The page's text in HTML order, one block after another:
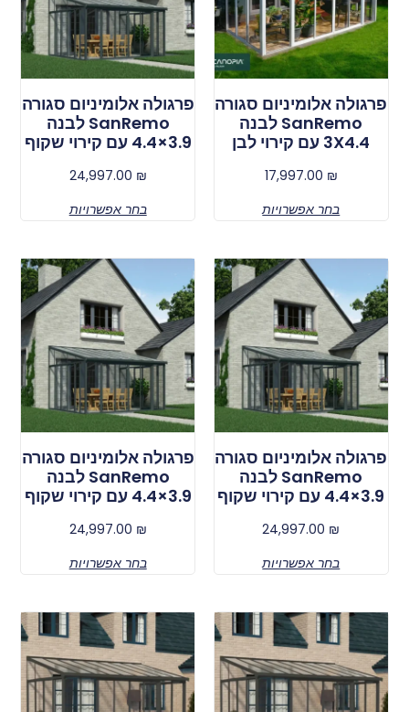
פרגולה אלומיניום סגורה
SanRemo לבנה
3X4.4 עם קירוי לבן
17,997.00 ₪
בחר אפשרויות
פרגולה אלומיניום סגורה
SanRemo לבנה
3.9×4.4 עם קירוי שקוף
24,997.00 ₪
בחר אפשרויות
פרגולה אלומיניום סגורה
SanRemo לבנה
3.9×4.4 עם קירוי שקוף
24,997.00 ₪
בחר אפשרויות
פרגולה אלומיניום סגורה
SanRemo לבנה
3.9×4.4 עם קירוי שקוף
24,997.00 ₪
בחר אפשרויות